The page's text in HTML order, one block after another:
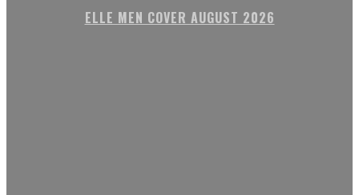
ELLE MEN COVER AUGUST 2026